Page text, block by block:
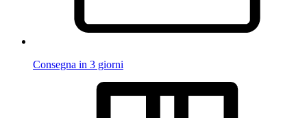
Consegna in 3 giorni